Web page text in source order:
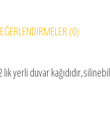
(0)
lik yerli duvar